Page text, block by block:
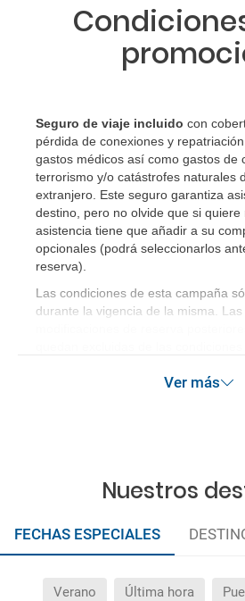
Seguro de viaje incluido con
pérdida de conexiones y
gastos médicos así como gastos de
terrorismo y/o catástrofes naturales
extranjero. Este seguro garantiza
destino, pero no olvide que si quiere
asistencia tiene que añadir a su
opcionales (podrá seleccionarlos
reserva)
Las condiciones de esta campaña
durante la vigencia de la misma. Las
Ver más
Nuestros
FECHAS ESPECIALES
Verano Última hora